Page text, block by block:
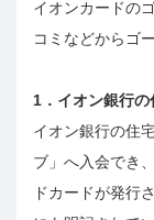
イオンカードの
コミなどからゴ
1．イオン銀行の
イオン銀行の住
ブ」へ入会でき
ドカードが発行